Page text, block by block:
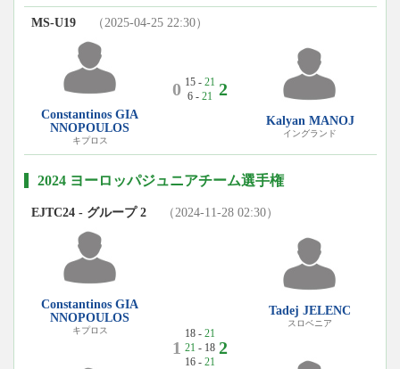
MS-U19 （2025-04-25 22:30）
Constantinos GIA
NNOPOULOS
キプロス
0 15 - 21
6 - 21 2
Kalyan MANOJ
イングランド
2024 ヨーロッパジュニアチーム選手権
EJTC24 - グループ 2 （2024-11-28 02:30）
Constantinos GIA
NNOPOULOS
キプロス
1
18 - 21
21 - 18
16 - 21
2
Tadej JELENC
スロベニア